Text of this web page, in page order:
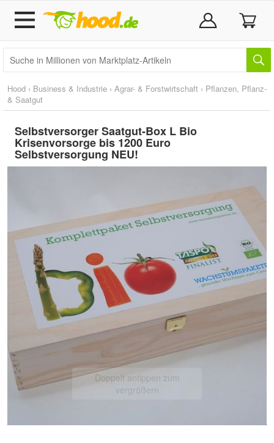
Hood › Business & Industrie › Agrar- & Forstwirtschaft › Pflanzen, Pflanz-
& Saatgut
Selbstversorger Saatgut-Box L Bio
Krisenvorsorge bis 1200 Euro
Selbstversorgung NEU!
Doppelt antippen zum
vergrößern